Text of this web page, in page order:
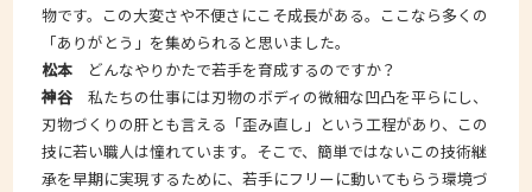
物です。この大変さや不便さにこそ成長がある。ここなら多くの
「ありがとう」を集められると思いました。
松本 どんなやりかたで若手を育成するのですか？
神谷 私たちの仕事には刃物のボディの微細な凹凸を平らにし、
刃物づくりの肝とも言える「歪み直し」という工程があり、この
技に若い職人は憧れています。そこで、簡単ではないこの技術継
承を早期に実現するために、若手にフリーに動いてもらう環境づ